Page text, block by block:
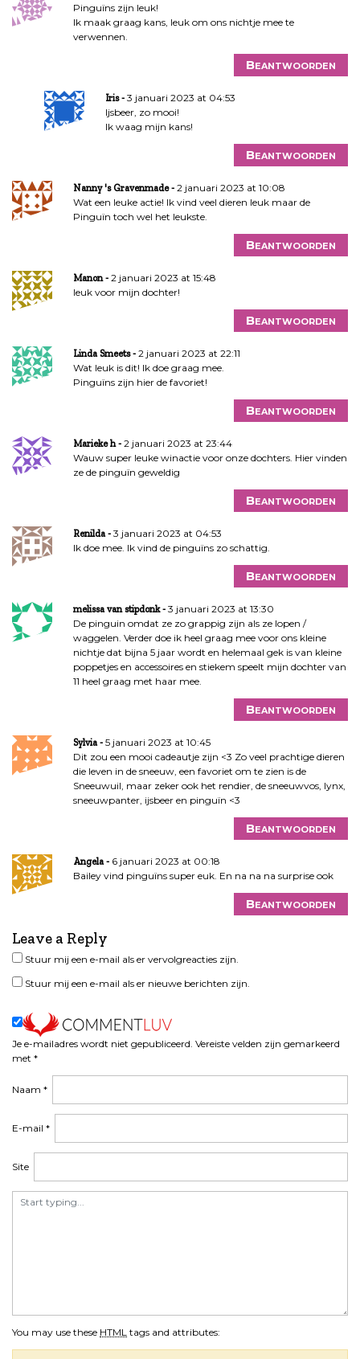
Pinguïns zijn leuk!
Ik maak graag kans, leuk om ons nichtje mee te
verwennen.
Beantwoorden
Iris
3 januari 2023 at 04:53
Ijsbeer, zo mooi!
Ik waag mijn kans!
Beantwoorden
Nanny 's Gravenmade
2 januari 2023 at 10:08
Wat een leuke actie! Ik vind veel dieren leuk maar de
Pinguïn toch wel het leukste.
Beantwoorden
Manon
2 januari 2023 at 15:48
leuk voor mijn dochter!
Beantwoorden
Linda Smeets
2 januari 2023 at 22:11
Wat leuk is dit! Ik doe graag mee.
Pinguïns zijn hier de favoriet!
Beantwoorden
Marieke h
2 januari 2023 at 23:44
Wauw super leuke winactie voor onze dochters. Hier vinden
ze de pinguïn geweldig
Beantwoorden
Renilda
3 januari 2023 at 04:53
Ik doe mee. Ik vind de pinguïns zo schattig.
Beantwoorden
melissa van stipdonk
3 januari 2023 at 13:30
De pinguin omdat ze zo grappig zijn als ze lopen /
waggelen. Verder doe ik heel graag mee voor ons kleine
nichtje dat bijna 5 jaar wordt en helemaal gek is van kleine
poppetjes en accessoires en stiekem speelt mijn dochter van
11 heel graag met haar mee.
Beantwoorden
Sylvia
5 januari 2023 at 10:45
Dit zou een mooi cadeautje zijn <3 Zo veel prachtige dieren
die leven in de sneeuw, een favoriet om te zien is de
Sneeuwuil, maar zeker ook het rendier, de sneeuwvos, lynx,
sneeuwpanter, ijsbeer en pinguïn <3
Beantwoorden
Angela
6 januari 2023 at 00:18
Bailey vind pinguïns super euk. En na na na surprise ook
Beantwoorden
Leave a Reply
Je e-mailadres wordt niet gepubliceerd. Vereiste velden zijn gemarkeerd
met *
You may use these HTML tags and attributes:
Naam *
E-mail *
Site
Stuur mij een e-mail als er vervolgreacties zijn.
Stuur mij een e-mail als er nieuwe berichten zijn.